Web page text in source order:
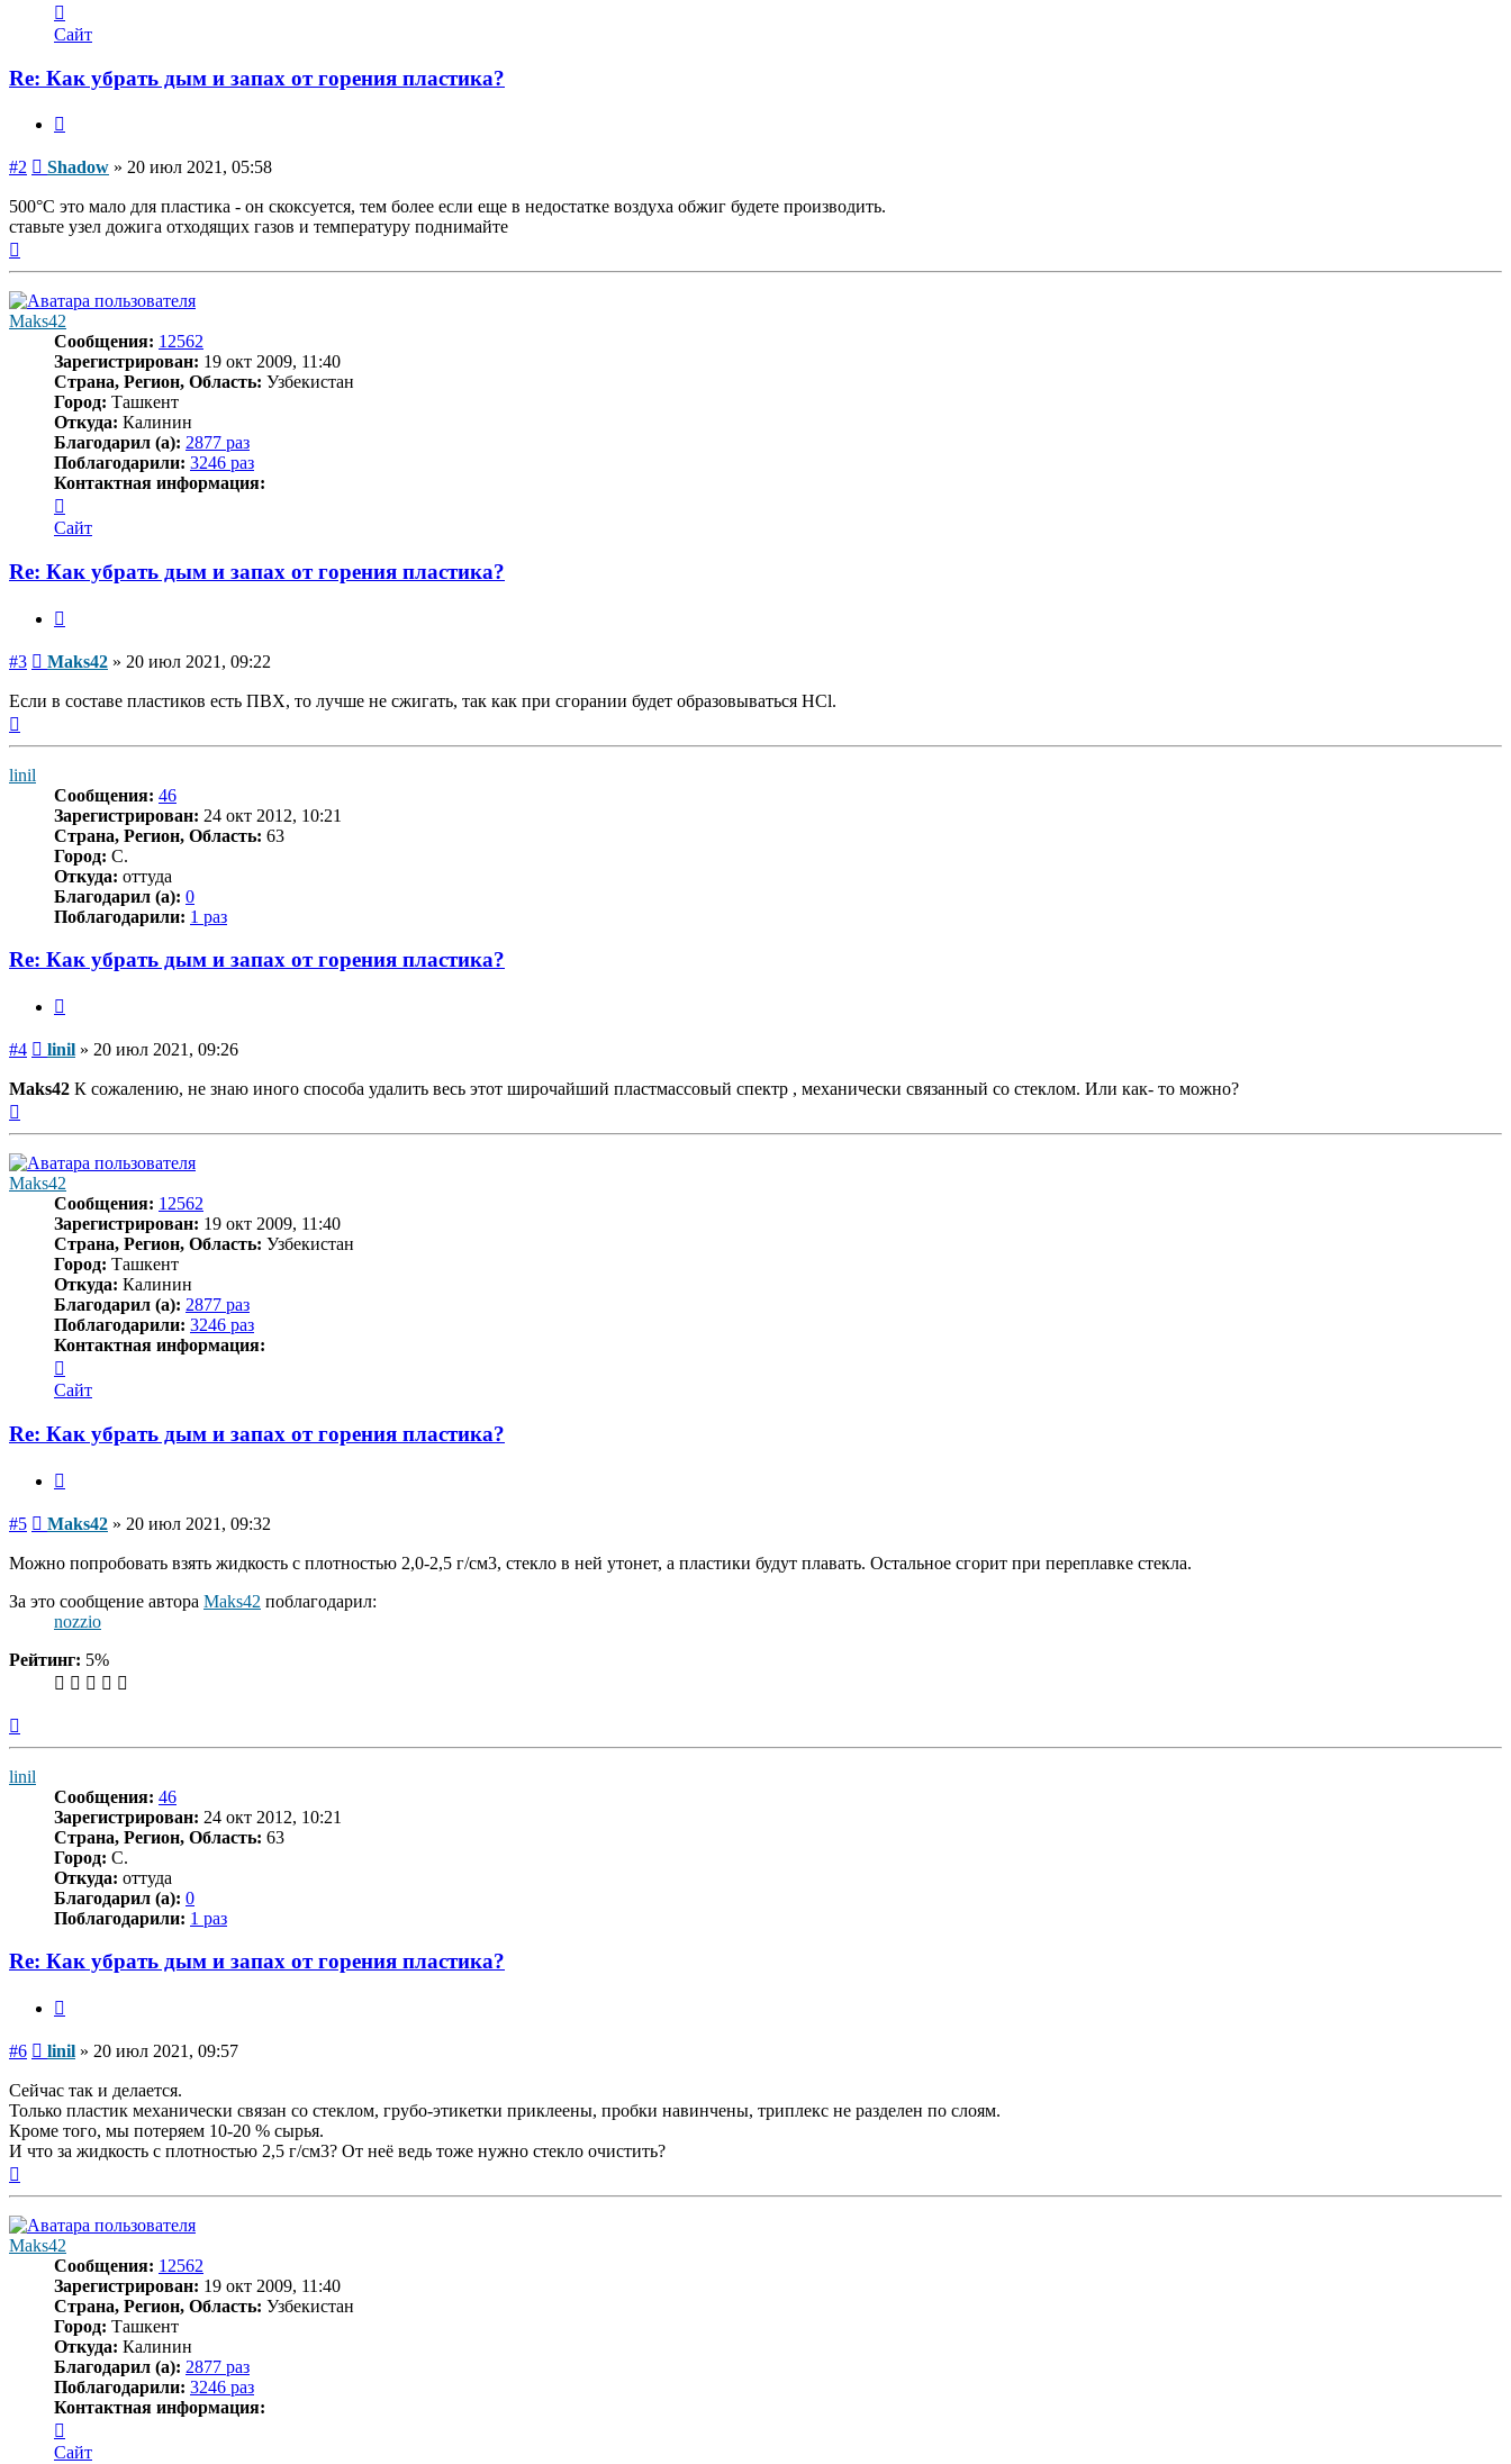
информация
пользователя
Shadow
Сайт
Re: Как убрать дым и запах от горения пластика?
#2 Сообщение
Shadow » 20 июл 2021, 05:58
500°C это мало для пластика - он скоксуется, тем более если еще в недостатке воздуха обжиг будете производить.
ставьте узел дожига отходящих газов и температуру поднимайте
Maks42
Сообщения: 12562
Зарегистрирован: 19 окт 2009, 11:40
Страна, Регион, Область: Узбекистан
Город: Ташкент
Откуда: Калинин
Благодарил (а): 2877 раз
Поблагодарили: 3246 раз
Контактная информация:
информация
пользователя
Maks42
Сайт
Re: Как убрать дым и запах от горения пластика?
#3 Сообщение
Maks42 » 20 июл 2021, 09:22
Если в составе пластиков есть ПВХ, то лучше не сжигать, так как при сгорании будет образовываться HCl.
linil
Сообщения: 46
Зарегистрирован: 24 окт 2012, 10:21
Страна, Регион, Область: 63
Город: С.
Откуда: оттуда
Благодарил (а): 0
Поблагодарили: 1 раз
Re: Как убрать дым и запах от горения пластика?
#4 Сообщение
linil » 20 июл 2021, 09:26
Maks42 К сожалению, не знаю иного способа удалить весь этот широчайший пластмассовый спектр , механически связанный со стеклом. Или как- то можно?
Maks42
Сообщения: 12562
Зарегистрирован: 19 окт 2009, 11:40
Страна, Регион, Область: Узбекистан
Город: Ташкент
Откуда: Калинин
Благодарил (а): 2877 раз
Поблагодарили: 3246 раз
Контактная информация:
информация
пользователя
Maks42
Сайт
Re: Как убрать дым и запах от горения пластика?
#5 Сообщение
Maks42 » 20 июл 2021, 09:32
Можно попробовать взять жидкость с плотностью 2,0-2,5 г/см3, стекло в ней утонет, а пластики будут плавать. Остальное сгорит при переплавке стекла.
За это сообщение автора Maks42 поблагодарил:
nozzio
Рейтинг: 5%
linil
Сообщения: 46
Зарегистрирован: 24 окт 2012, 10:21
Страна, Регион, Область: 63
Город: С.
Откуда: оттуда
Благодарил (а): 0
Поблагодарили: 1 раз
Re: Как убрать дым и запах от горения пластика?
#6 Сообщение
linil » 20 июл 2021, 09:57
Сейчас так и делается.
Только пластик механически связан со стеклом, грубо-этикетки приклеены, пробки навинчены, триплекс не разделен по слоям.
Кроме того, мы потеряем 10-20 % сырья.
И что за жидкость с плотностью 2,5 г/см3? От неё ведь тоже нужно стекло очистить?
Maks42
Сообщения: 12562
Зарегистрирован: 19 окт 2009, 11:40
Страна, Регион, Область: Узбекистан
Город: Ташкент
Откуда: Калинин
Благодарил (а): 2877 раз
Поблагодарили: 3246 раз
Контактная информация:
информация
Сайт